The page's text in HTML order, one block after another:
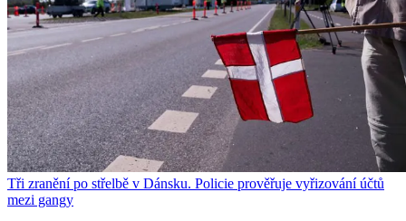
Tři zranění po střelbě v Dánsku. Policie prověřuje vyřizování účtů
mezi gangy